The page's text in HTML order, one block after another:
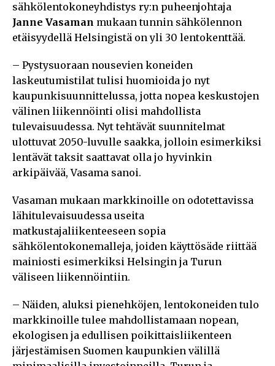
sähkölentokoneyhdistys ry:n puheenjohtaja
Janne Vasaman mukaan tunnin sähkölennon
etäisyydellä Helsingistä on yli 30 lentokenttää.
– Pystysuoraan nousevien koneiden
laskeutumistilat tulisi huomioida jo nyt
kaupunkisuunnittelussa, jotta nopea keskustojen
välinen liikennöinti olisi mahdollista
tulevaisuudessa. Nyt tehtävät suunnitelmat
ulottuvat 2050-luvulle saakka, jolloin esimerkiksi
lentävät taksit saattavat olla jo hyvinkin
arkipäivää, Vasama sanoi.
Vasaman mukaan markkinoille on odotettavissa
lähitulevaisuudessa useita
matkustajaliikenteeseen sopia
sähkölentokonemalleja, joiden käyttösäde riittää
mainiosti esimerkiksi Helsingin ja Turun
väliseen liikennöintiin.
– Näiden, aluksi pienehköjen, lentokoneiden tulo
markkinoille tulee mahdollistamaan nopean,
ekologisen ja edullisen poikittaisliikenteen
järjestämisen Suomen kaupunkien välillä